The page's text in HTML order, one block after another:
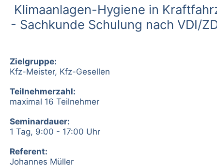
Klimaanlagen-Hygiene in
- Sachkunde Schulung nach VDI/
Zielgruppe:
Kfz-Meister, Kfz-Gesellen
Teilnehmerzahl:
maximal 16 Teilnehmer
Seminardauer:
1 Tag, 9:00 - 17:00 Uhr
Referent:
Johannes Müller